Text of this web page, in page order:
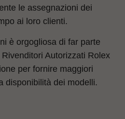
le assegnazioni dei
ai loro clienti.
è orgogliosa di far parte
Autorizzati Rolex
per fornire maggiori
disponibilità dei modelli.